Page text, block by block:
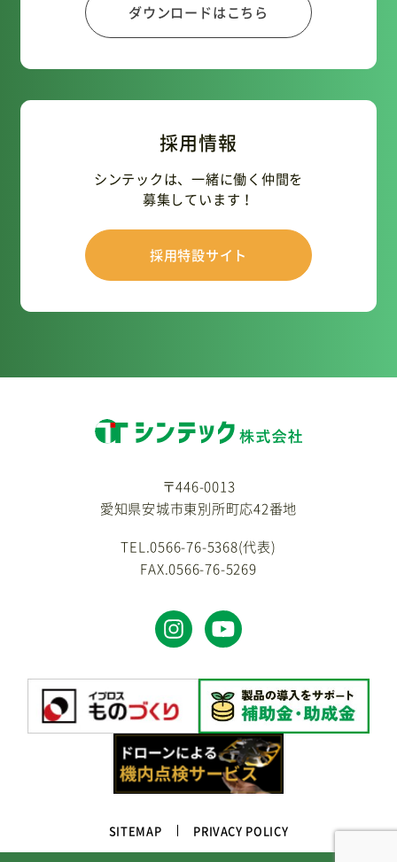
ダウンロードはこちら
採用情報
シンテックは、一緒に働く仲間を
募集しています！
採用特設サイト
〒446-0013
愛知県安城市東別所町応42番地
TEL.0566-76-5368(代表)
FAX.0566-76-5269
SITEMAP PRIVACY POLICY